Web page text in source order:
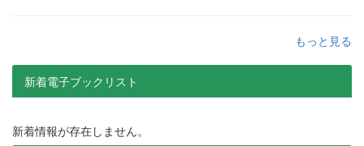
もっと見る
新着電子ブックリスト
新着情報が存在しません。